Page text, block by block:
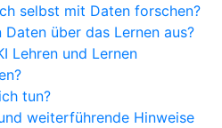
selbst mit Daten forschen?
Daten über das Lernen aus?
Lehren und Lernen
tun?
weiterführende Hinweise